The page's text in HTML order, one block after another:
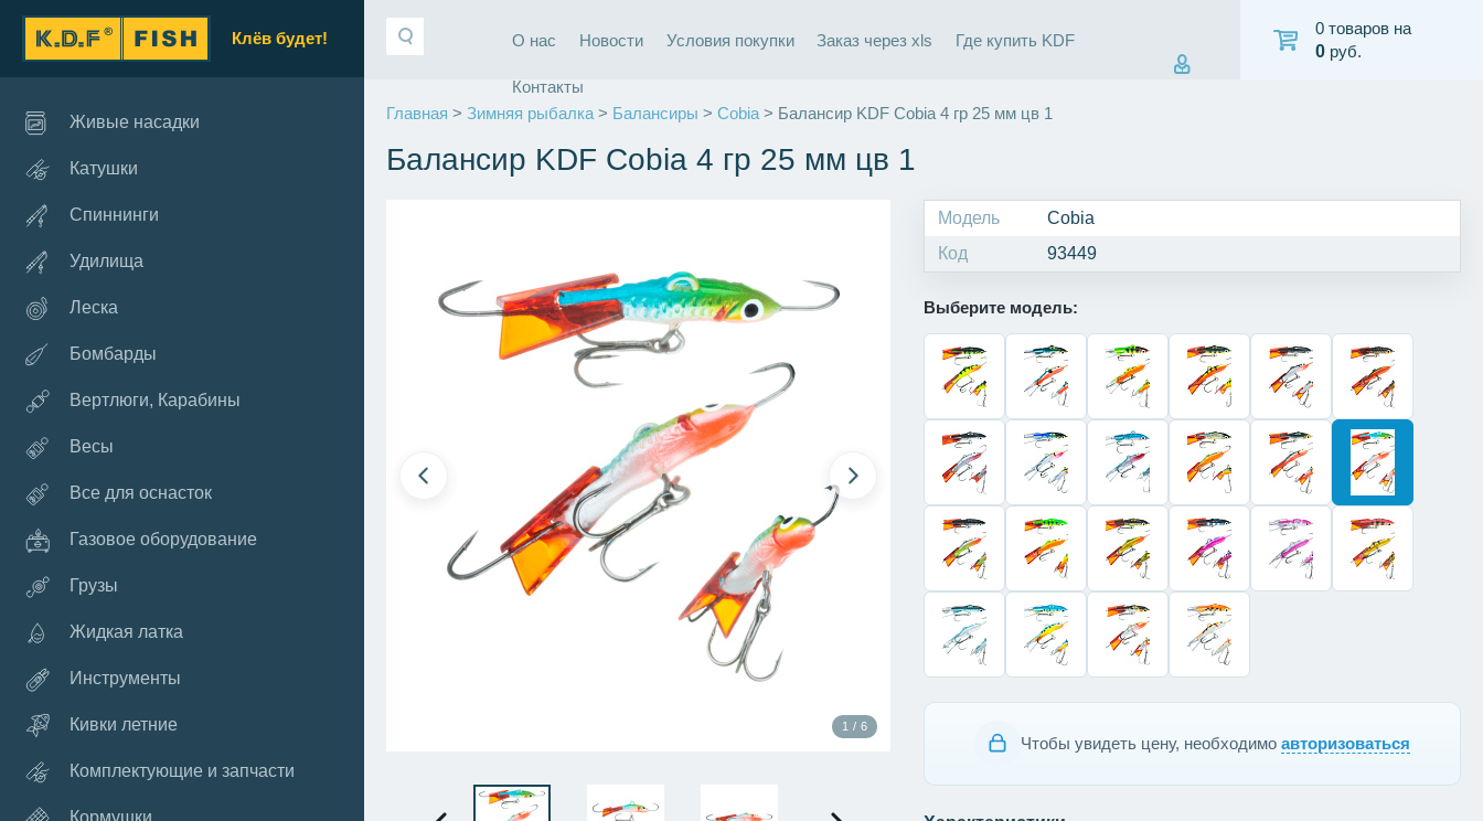
Клёв будет!
Живые насадки
Катушки
Спиннинги
Удилища
Леска
Бомбарды
Вертлюги, Карабины
Весы
Все для оснасток
Газовое оборудование
Грузы
Жидкая латка
Инструменты
Кивки летние
Комплектующие и запчасти
Кормушки
О нас Новости Условия покупки Заказ через xls Где купить KDF
Контакты
0 товаров на
0 руб.
Главная > Зимняя рыбалка > Балансиры > Cobia > Балансир KDF Cobia 4 гр 25 мм цв 1
Балансир KDF Cobia 4 гр 25 мм цв 1
1 / 6
Модель
Cobia
Код
93449
Выберите модель:
Чтобы увидеть цену, необходимо авторизоваться